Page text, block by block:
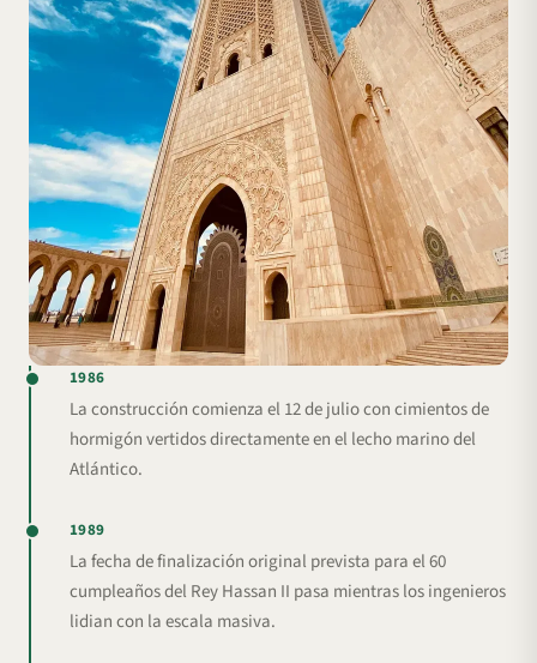
1986
La construcción comienza el 12 de julio con cimientos de
hormigón vertidos directamente en el lecho marino del
Atlántico.
1989
La fecha de finalización original prevista para el 60
cumpleaños del Rey Hassan II pasa mientras los ingenieros
lidian con la escala masiva.